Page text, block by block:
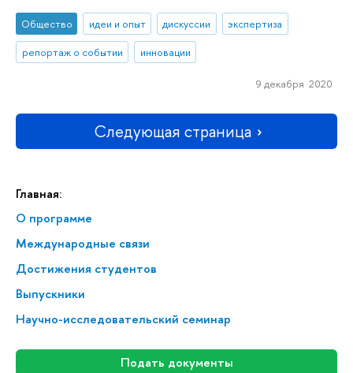
Главная:
О программе
Меж­ду­на­род­ные связи
Достижения студентов
Выпускники
Научно-исследовательский семинар
Подать документы
Общество идеи и опыт дискуссии
экспертиза
репортаж о событии
инновации
9 декабря 2020
Следующая страница